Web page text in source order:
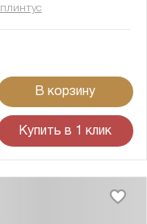
плинтус
В корзину
Купить в 1 клик